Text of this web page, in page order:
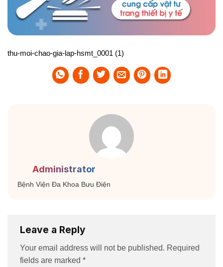
thu-moi-chao-gia-lap-hsmt_0001 (1)
Administrator
Bệnh Viện Đa Khoa Bưu Điện
Leave a Reply
Your email address will not be published. Required
fields are marked *